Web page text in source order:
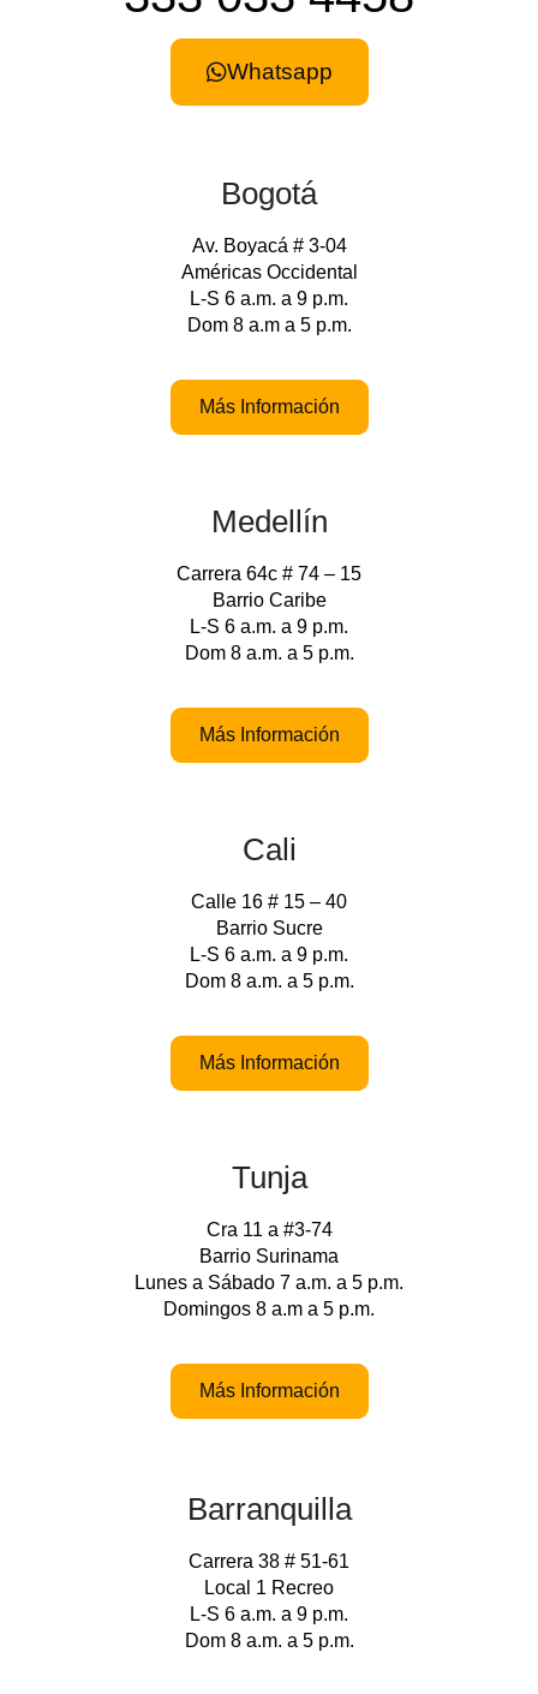
Whatsapp
Bogotá
Av. Boyacá # 3-04
Américas Occidental
L-S 6 a.m. a 9 p.m.
Dom 8 a.m a 5 p.m.
Más Información
Medellín
Carrera 64c # 74 – 15
Barrio Caribe
L-S 6 a.m. a 9 p.m.
Dom 8 a.m. a 5 p.m.
Más Información
Cali
Calle 16 # 15 – 40
Barrio Sucre
L-S 6 a.m. a 9 p.m.
Dom 8 a.m. a 5 p.m.
Más Información
Tunja
Cra 11 a #3-74
Barrio Surinama
Lunes a Sábado 7 a.m. a 5 p.m.
Domingos 8 a.m a 5 p.m.
Más Información
Barranquilla
Carrera 38 # 51-61
Local 1 Recreo
L-S 6 a.m. a 9 p.m.
Dom 8 a.m. a 5 p.m.